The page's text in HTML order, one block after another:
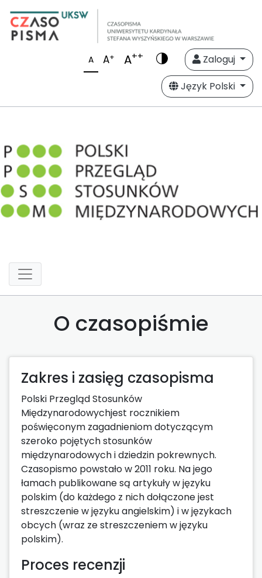
A A+ A++
Zaloguj
Język Polski
O czasopiśmie
Zakres i zasięg czasopisma
Polski Przegląd Stosunków
Międzynarodowychjest rocznikiem
poświęconym zagadnieniom dotyczącym
szeroko pojętych stosunków
międzynarodowych i dziedzin pokrewnych.
Czasopismo powstało w 2011 roku. Na jego
łamach publikowane są artykuły w języku
polskim (do każdego z nich dołączone jest
streszczenie w języku angielskim) i w językach
obcych (wraz ze streszczeniem w języku
polskim).
Proces recenzji